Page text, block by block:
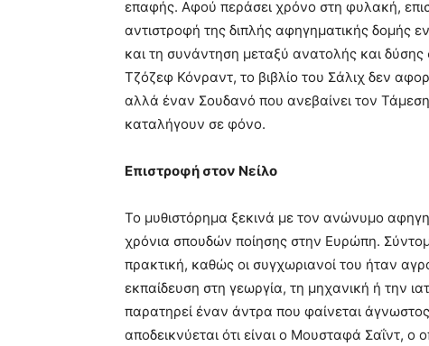
επαφής. Αφού περάσει χρόνο στη φυλακή,
αντιστροφή της διπλής αφηγηματικής δομής
και τη συνάντηση μεταξύ ανατολής και δύσης
Τζόζεφ Κόνραντ, το βιβλίο του Σάλιχ δεν
αλλά έναν Σουδανό που ανεβαίνει τον
καταλήγουν σε φόνο.
Επιστροφή στον Νείλο
Το μυθιστόρημα ξεκινά με τον ανώνυμο
χρόνια σπουδών ποίησης στην Ευρώπη.
πρακτική, καθώς οι συγχωριανοί του ήταν
εκπαίδευση στη γεωργία, τη μηχανική ή την
παρατηρεί έναν άντρα που φαίνεται
αποδεικνύεται ότι είναι ο Μουσταφά Σαΐντ, ο